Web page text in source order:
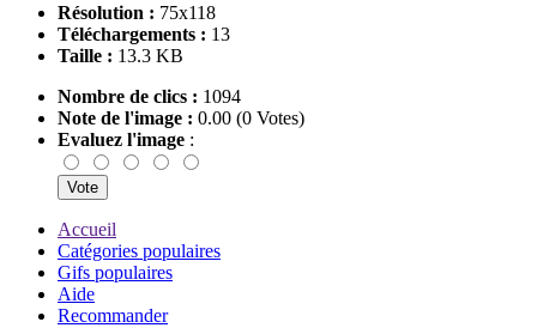
Résolution : 75x118
Téléchargements : 13
Taille : 13.3 KB
Nombre de clics : 1094
Note de l'image : 0.00 (0 Votes)
Evaluez l'image :
Accueil
Catégories populaires
Gifs populaires
Aide
Recommander